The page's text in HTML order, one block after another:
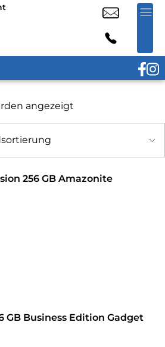
angezeigt
256 GB Amazonite
GB Business Edition Gadget